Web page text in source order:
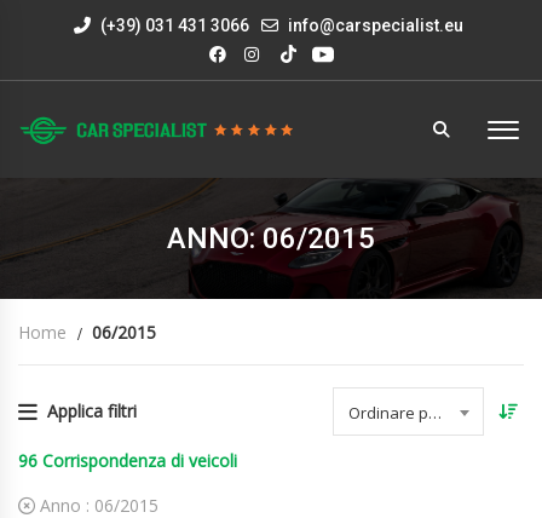
(+39) 031 431 3066 info@carspecialist.eu
ANNO: 06/2015
Home 06/2015
Applica filtri Ordinare per data
96 Corrispondenza di veicoli
Anno : 06/2015